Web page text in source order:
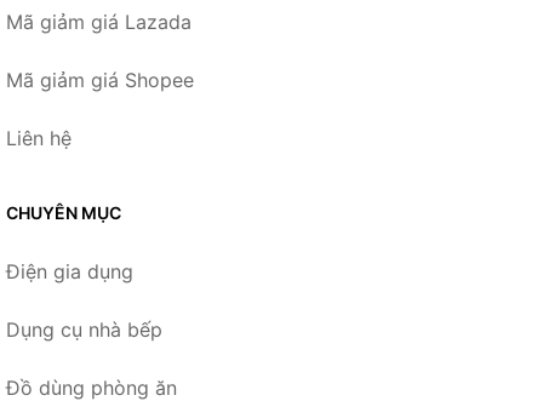
Mã giảm giá Lazada
Mã giảm giá Shopee
Liên hệ
CHUYÊN MỤC
Điện gia dụng
Dụng cụ nhà bếp
Đồ dùng phòng ăn